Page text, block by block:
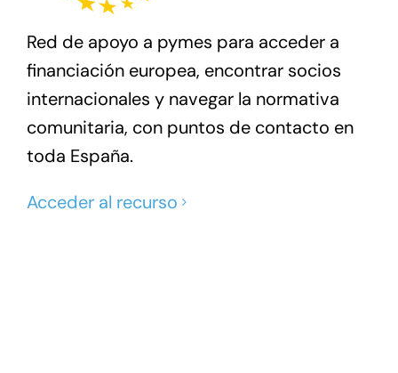
Red de apoyo a pymes para acceder a
financiación europea, encontrar socios
internacionales y navegar la normativa
comunitaria, con puntos de contacto en
toda España.
Acceder al recurso